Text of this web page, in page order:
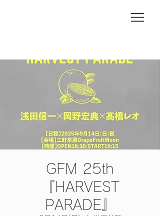
GFM 25th
『HARVEST
PARADE』